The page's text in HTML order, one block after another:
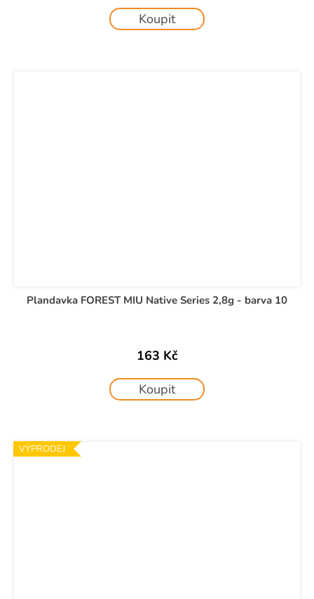
Koupit
Plandavka FOREST MIU Native Series 2,8g - barva 10
163 Kč
Koupit
VÝPRODEJ